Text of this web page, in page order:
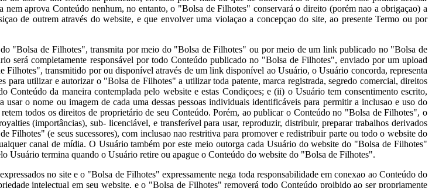
aprova Conteúdo nenhum, no entanto, o "Bolsa de Filhotes" conservará o direito (porém nao a obrigaçao) a
de outrem através do website, e que envolver uma violaçao a concepçao do site, ao presente Termo ou por
"Bolsa de Filhotes", transmita por meio do "Bolsa de Filhotes" ou por meio de um link publicado no "Bolsa de
será completamente responsável por todo Conteúdo publicado no "Bolsa de Filhotes", enviado por um upload
transmitido por ou disponível através de um link disponível ao Usuário, o Usuário concorda, representa
utilizar e autorizar o "Bolsa de Filhotes" a utilizar toda patente, marca registrada, segredo comercial, direitos
da maneira contemplada pelo website e estas Condiçoes; e (ii) o Usuário tem consentimento escrito,
o nome ou imagem de cada uma dessas pessoas individuais identificáveis para permitir a inclusao e uso do
todos os direitos de proprietário de seu Conteúdo. Porém, ao publicar o Conteúdo no "Bolsa de Filhotes", o
(importâncias), sub- licenciável, e transferível para usar, reproduzir, distribuir, preparar trabalhos derivados
Filhotes" (e seus sucessores), com inclusao nao restritiva para promover e redistribuir parte ou todo o website do
canal de mídia. O Usuário também por este meio outorga cada Usuário do website do "Bolsa de Filhotes"
Usuário termina quando o Usuário retire ou apague o Conteúdo do website do "Bolsa de Filhotes".
no site e o "Bolsa de Filhotes" expressamente nega toda responsabilidade em conexao ao Conteúdo do
intelectual em seu website, e o "Bolsa de Filhotes" removerá todo Conteúdo proibido ao ser propriamente